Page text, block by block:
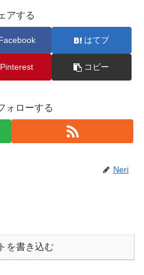
アする
はてブ
Pinterest コピー
ォローする
Neri
を書き込む